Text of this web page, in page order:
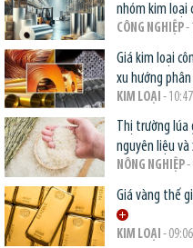
nhóm kim loại
CÔNG NGHIỆP-
Giá kim loại
xu hướng phân
KIM LOẠI -
Thị trường lúa
nguyên liệu và
NÔNG NGHIỆP-
Giá vàng thế
KIM LOẠI -